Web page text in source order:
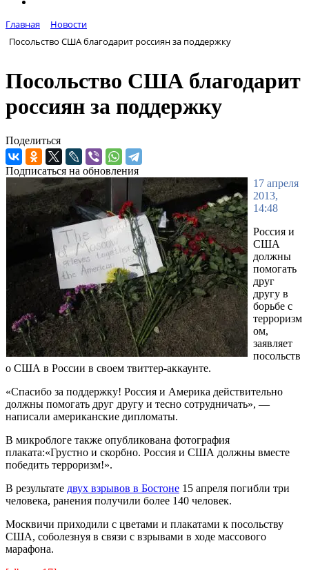
Главная
Новости
Посольство США благодарит россиян за поддержку
Посольство США благодарит
россиян за поддержку
Поделиться
Подписаться на обновления
17 апреля
2013,
14:48
Россия и
США
должны
помогать
друг
другу в
борьбе с
терроризм
ом,
заявляет
посольств
о США в России в своем твиттер-аккаунте.
«Спасибо за поддержку! Россия и Америка действительно
должны помогать друг другу и тесно сотрудничать», —
написали американские дипломаты.
В микроблоге также опубликована фотография
плаката:«Грустно и скорбно. Россия и США должны вместе
победить терроризм!».
В результате двух взрывов в Бостоне 15 апреля погибли три
человека, ранения получили более 140 человек.
Москвичи приходили с цветами и плакатами к посольству
США, соболезнуя в связи с взрывами в ходе массового
марафона.